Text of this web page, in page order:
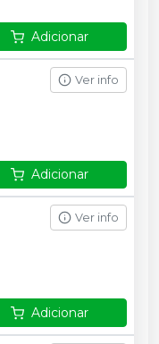
Adicionar
Ver info
Adicionar
Ver info
Adicionar